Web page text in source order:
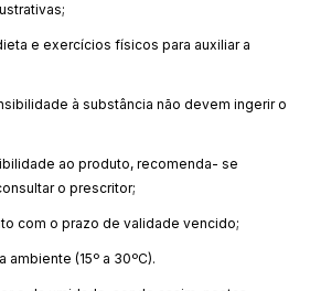
e exercícios físicos para auxiliar a
à substância não devem ingerir o
ao produto, recomenda- se
o prescritor;
com o prazo de validade vencido;
ambiente (15º a 30ºC).